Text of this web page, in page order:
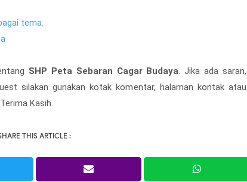
tema.
SHP Peta Sebaran Cagar Budaya . Jika ada saran,
silakan gunakan kotak komentar, halaman kontak atau
Kasih.
THIS ARTICLE :